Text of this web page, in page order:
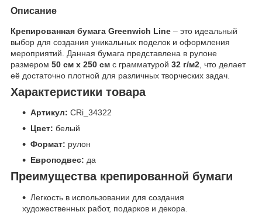
Описание
Крепированная бумага Greenwich Line – это идеальный
выбор для создания уникальных поделок и оформления
мероприятий. Данная бумага представлена в рулоне
размером 50 см x 250 см с грамматурой 32 г/м2 , что делает
её достаточно плотной для различных творческих задач.
Характеристики товара
Артикул: CRi_34322
Цвет: белый
Формат: рулон
Европодвес: да
Преимущества крепированной бумаги
Легкость в использовании для создания
художественных работ, подарков и декора.